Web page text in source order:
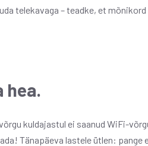
telekavaga – teadke, et
hea.
kuldajastul ei saanud WiFi-
Tänapäeva lastele ütlen: pange